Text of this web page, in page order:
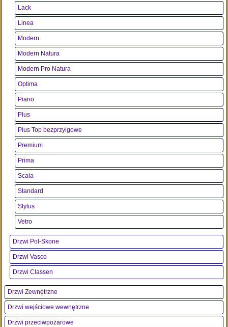
Lack
Linea
Modern
Modern Natura
Modern Pro Natura
Optima
Piano
Plus
Plus Top bezprzylgowe
Premium
Prima
Scala
Standard
Stylus
Vetro
Drzwi Pol-Skone
Drzwi Vasco
Drzwi Classen
Drzwi Zewnętrzne
Drzwi wejściowe wewnętrzne
Drzwi przeciwpożarowe